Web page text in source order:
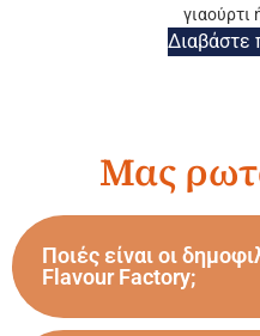
Διαβάστε
Μας
Ποιές είναι οι
Flavour Factory;